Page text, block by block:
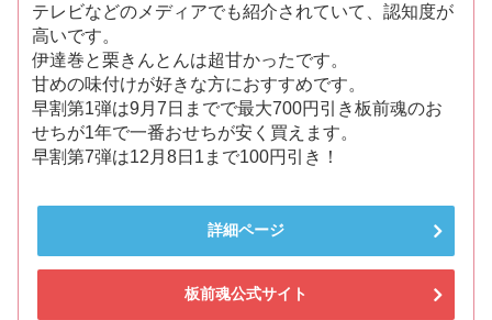
テレビなどのメディアでも紹介されていて、認知度が
高いです。
伊達巻と栗きんとんは超甘かったです。
甘めの味付けが好きな方におすすめです。
早割第1弾は9月7日までで最大700円引き板前魂のお
せちが1年で一番おせちが安く買えます。
早割第7弾は12月8日1まで100円引き！
詳細ページ
板前魂公式サイト